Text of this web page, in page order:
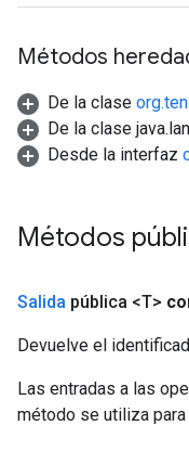
Métodos
De la clase
De la clase
Desde la interfaz
Métodos
Salida pública <T>
Devuelve el
Las entradas a las
método se utiliza